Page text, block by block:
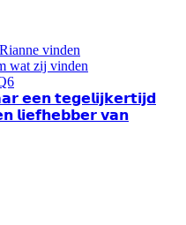
vinden
wat zij vinden
𝗲𝗲𝗻 𝘁𝗲𝗴𝗲𝗹𝗶𝗷𝗸𝗲𝗿𝘁𝗶𝗷𝗱
𝗹𝗶𝗲𝗳𝗵𝗲𝗯𝗯𝗲𝗿 𝘃𝗮𝗻